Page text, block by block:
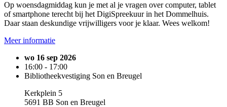
Op woensdagmiddag kun je met al je vragen over computer, tablet
of smartphone terecht bij het DigiSpreekuur in het Dommelhuis.
Daar staan deskundige vrijwilligers voor je klaar. Wees welkom!
Meer informatie
wo 16 sep 2026
16:00 - 17:00
Bibliotheekvestiging Son en Breugel
Kerkplein 5
5691 BB Son en Breugel